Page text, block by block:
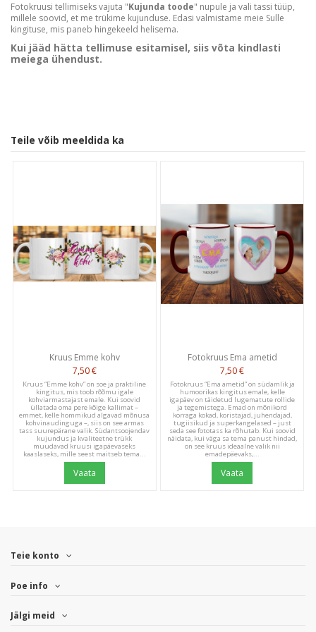
Fotokruusi tellimiseks vajuta "Kujunda toode" nupule ja vali tassi tüüp,
millele soovid, et me trükime kujunduse. Edasi valmistame meie Sulle
kingituse, mis paneb hingekeeld helisema.
Kui jääd hätta tellimuse esitamisel, siis võta kindlasti
meiega ühendust.
Customer Reviews
We’re looking for stars!
Be the first to write a
Teile võib meeldida ka
Kruus Emme kohv
7,50 €
Kruus “Emme kohv” on soe ja praktiline
kingitus, mis toob rõõmu igale
kohviarmastajast emale. Kui soovid
üllatada oma pere kõige kallimat –
emmet, kelle hommikud algavad mõnusa
kohvinaudinguga –, siis on see armas
tass suurepärane valik. Südantsoojendav
kujundus ja kvaliteetne trükk
muudavad kruusi igapäevaseks
kaaslaseks, mille seest maitseb tema...
Vaata
Fotokruus Ema ametid
7,50 €
Fotokruus “Ema ametid” on südamlik ja
humoorikas kingitus emale, kelle
igapäev on täidetud lugematute rollide
ja tegemistega. Emad on mõnikord
korraga kokad, koristajad, juhendajad,
tugiisikud ja superkangelased – just
seda see fototass ka rõhutab. Kui soovid
näidata, kui väga sa tema panust hindad,
on see kruus ideaalne valik nii
emadepäevaks,...
Vaata
Teie konto
Poe info
Jälgi meid